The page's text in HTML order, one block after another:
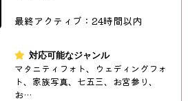
最終アクティブ：24時間以内
対応可能なジャンル
マタニティフォト、ウェディングフォ
ト、家族写真、七五三、お宮参り、
お…